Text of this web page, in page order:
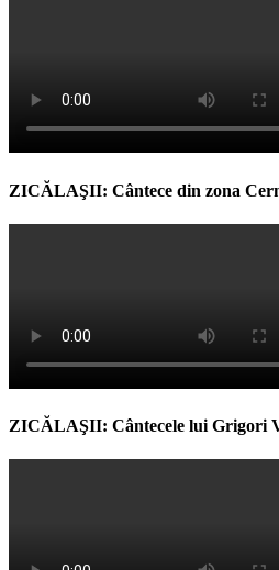
ZICĂLAŞII: Cântece din zona
ZICĂLAŞII: Cântecele lui Grigori